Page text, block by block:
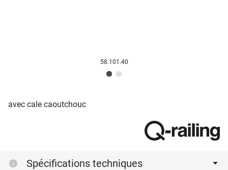
58.101.40
avec cale caoutchouc
Spécifications techniques